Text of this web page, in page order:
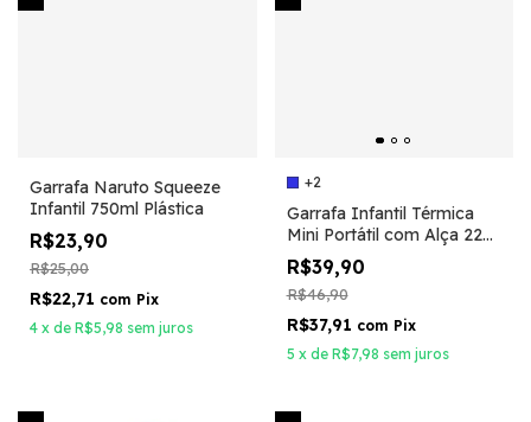
Garrafa Naruto Squeeze
Infantil 750ml Plástica
R$23,90
R$25,00
R$22,71 com Pix
4 x de R$5,98 sem juros
+2
Garrafa Infantil Térmica
Mini Portátil com Alça 220
ML
R$39,90
R$46,90
R$37,91 com Pix
5 x de R$7,98 sem juros